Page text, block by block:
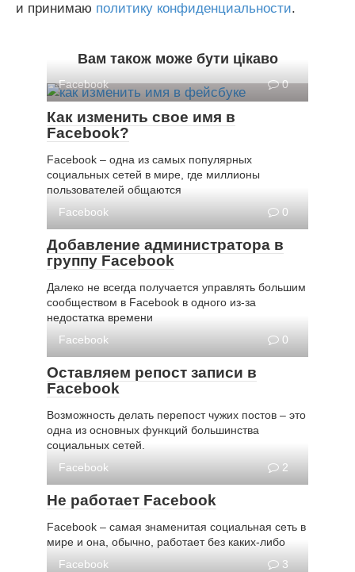
и принимаю политику конфиденциальности.
Вам також може бути цікаво
Facebook 0
Как изменить свое имя в
Facebook?
Facebook – одна из самых популярных
социальных сетей в мире, где миллионы
пользователей общаются
Facebook
0
Добавление администратора в
группу Facebook
Далеко не всегда получается управлять большим
сообществом в Facebook в одного из-за
недостатка времени
Facebook
0
Оставляем репост записи в
Facebook
Возможность делать перепост чужих постов – это
одна из основных функций большинства
социальных сетей.
Facebook
2
Не работает Facebook
Facebook – самая знаменитая социальная сеть в
мире и она, обычно, работает без каких-либо
Facebook
3